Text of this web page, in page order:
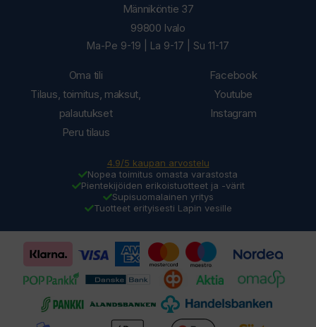
Oma tili
Tilaus, toimitus, maksut,
palautukset
Peru tilaus
Männiköntie 37
99800 Ivalo
Ma-Pe 9-19 | La 9-17 | Su 11-17
Facebook
Youtube
Instagram
4.9/5 kaupan arvostelu
Nopea toimitus omasta varastosta
Pientekijöiden erikoistuotteet ja -värit
Supisuomalainen yritys
Tuotteet erityisesti Lapin vesille